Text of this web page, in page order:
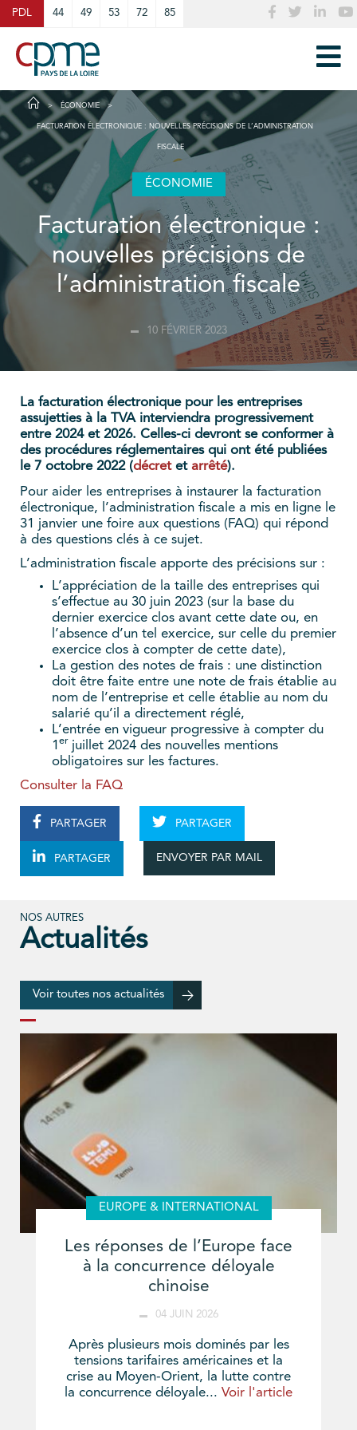
PDL 44 49 53 72 85
ÉCONOMIE
FACTURATION ÉLECTRONIQUE : NOUVELLES PRÉCISIONS DE L’ADMINISTRATION
FISCALE
ÉCONOMIE
Facturation électronique :
nouvelles précisions de
l’administration fiscale
10 FÉVRIER 2023
La facturation électronique pour les entreprises
assujetties à la TVA interviendra progressivement
entre 2024 et 2026. Celles-ci devront se conformer à
des procédures réglementaires qui ont été publiées
le 7 octobre 2022 (décretet arrêté).
Pour aider les entreprises à instaurer la facturation
électronique, l’administration fiscale a mis en ligne le
31 janvier une foire aux questions (FAQ) qui répond
à des questions clés à ce sujet.
L’administration fiscale apporte des précisions sur :
L’appréciation de la taille des entreprises qui
s’effectue au 30 juin 2023 (sur la base du
dernier exercice clos avant cette date ou, en
l’absence d’un tel exercice, sur celle du premier
exercice clos à compter de cette date),
La gestion des notes de frais : une distinction
doit être faite entre une note de frais établie au
nom de l’entreprise et celle établie au nom du
salarié qu’il a directement réglé,
L’entrée en vigueur progressive à compter du
1 er juillet 2024 des nouvelles mentions
obligatoires sur les factures.
Consulter la FAQ
PARTAGER PARTAGER
PARTAGER ENVOYER PAR MAIL
NOS AUTRES
Actualités
Voir toutes nos actualités
EUROPE & INTERNATIONAL
Les réponses de l’Europe face
à la concurrence déloyale
chinoise
04 JUIN 2026
Après plusieurs mois dominés par les
tensions tarifaires américaines et la
crise au Moyen-Orient, la lutte contre
la concurrence déloyale... Voir l'article
Cookies management panel